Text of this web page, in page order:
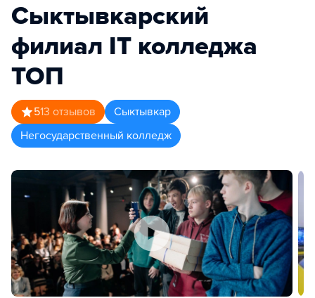
Сыктывкарский
филиал IT колледжа
TOП
513 отзывов
Сыктывкар
Негосударственный колледж